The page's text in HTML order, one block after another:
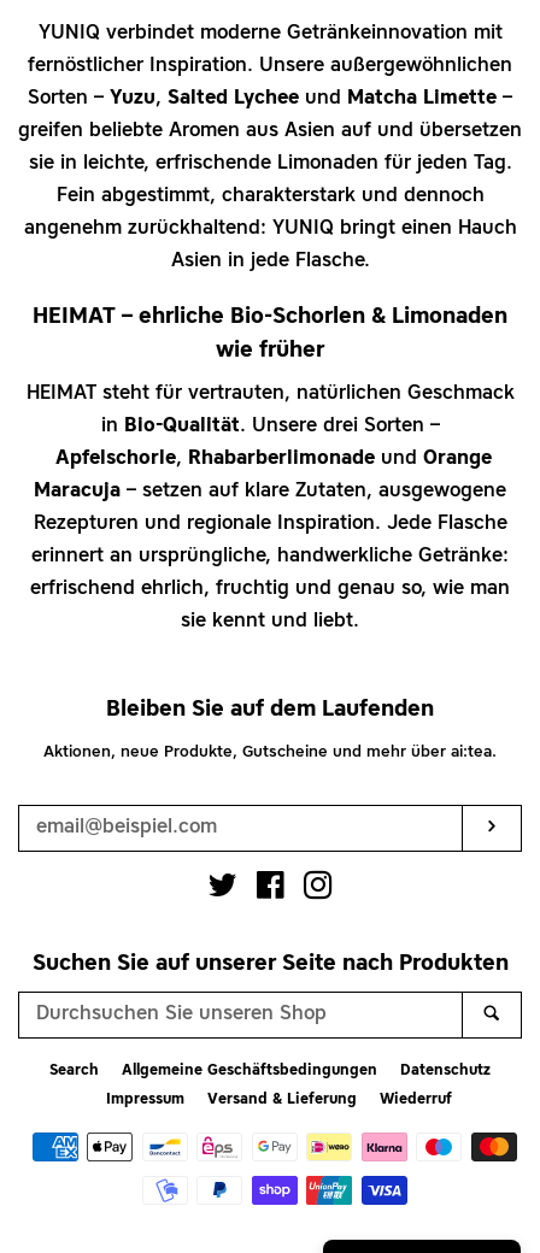
YUNIQ verbindet moderne Getränkeinnovation mit
fernöstlicher Inspiration. Unsere außergewöhnlichen
Sorten – Yuzu, Salted Lychee und Matcha Limette –
greifen beliebte Aromen aus Asien auf und übersetzen
sie in leichte, erfrischende Limonaden für jeden Tag.
Fein abgestimmt, charakterstark und dennoch
angenehm zurückhaltend: YUNIQ bringt einen Hauch
Asien in jede Flasche.
HEIMAT – ehrliche Bio-Schorlen & Limonaden
wie früher
HEIMAT steht für vertrauten, natürlichen Geschmack
in Bio-Qualität. Unsere drei Sorten –
Apfelschorle, Rhabarberlimonadeund Orange
Maracuja – setzen auf klare Zutaten, ausgewogene
Rezepturen und regionale Inspiration. Jede Flasche
erinnert an ursprüngliche, handwerkliche Getränke:
erfrischend ehrlich, fruchtig und genau so, wie man
sie kennt und liebt.
Bleiben Sie auf dem Laufenden
Ihre
Mail-
Aktionen, neue Produkte, Gutscheine und mehr über ai:tea.
TwitterFacebookInstagram
Suchen Sie auf unserer Seite nach Produkten
Durchsuchen
Sie
unseren
Shop
Search Allgemeine Geschäftsbedingungen
Datenschutz
Impressum
Versand & Lieferung Wiederruf
Zahlungsarten